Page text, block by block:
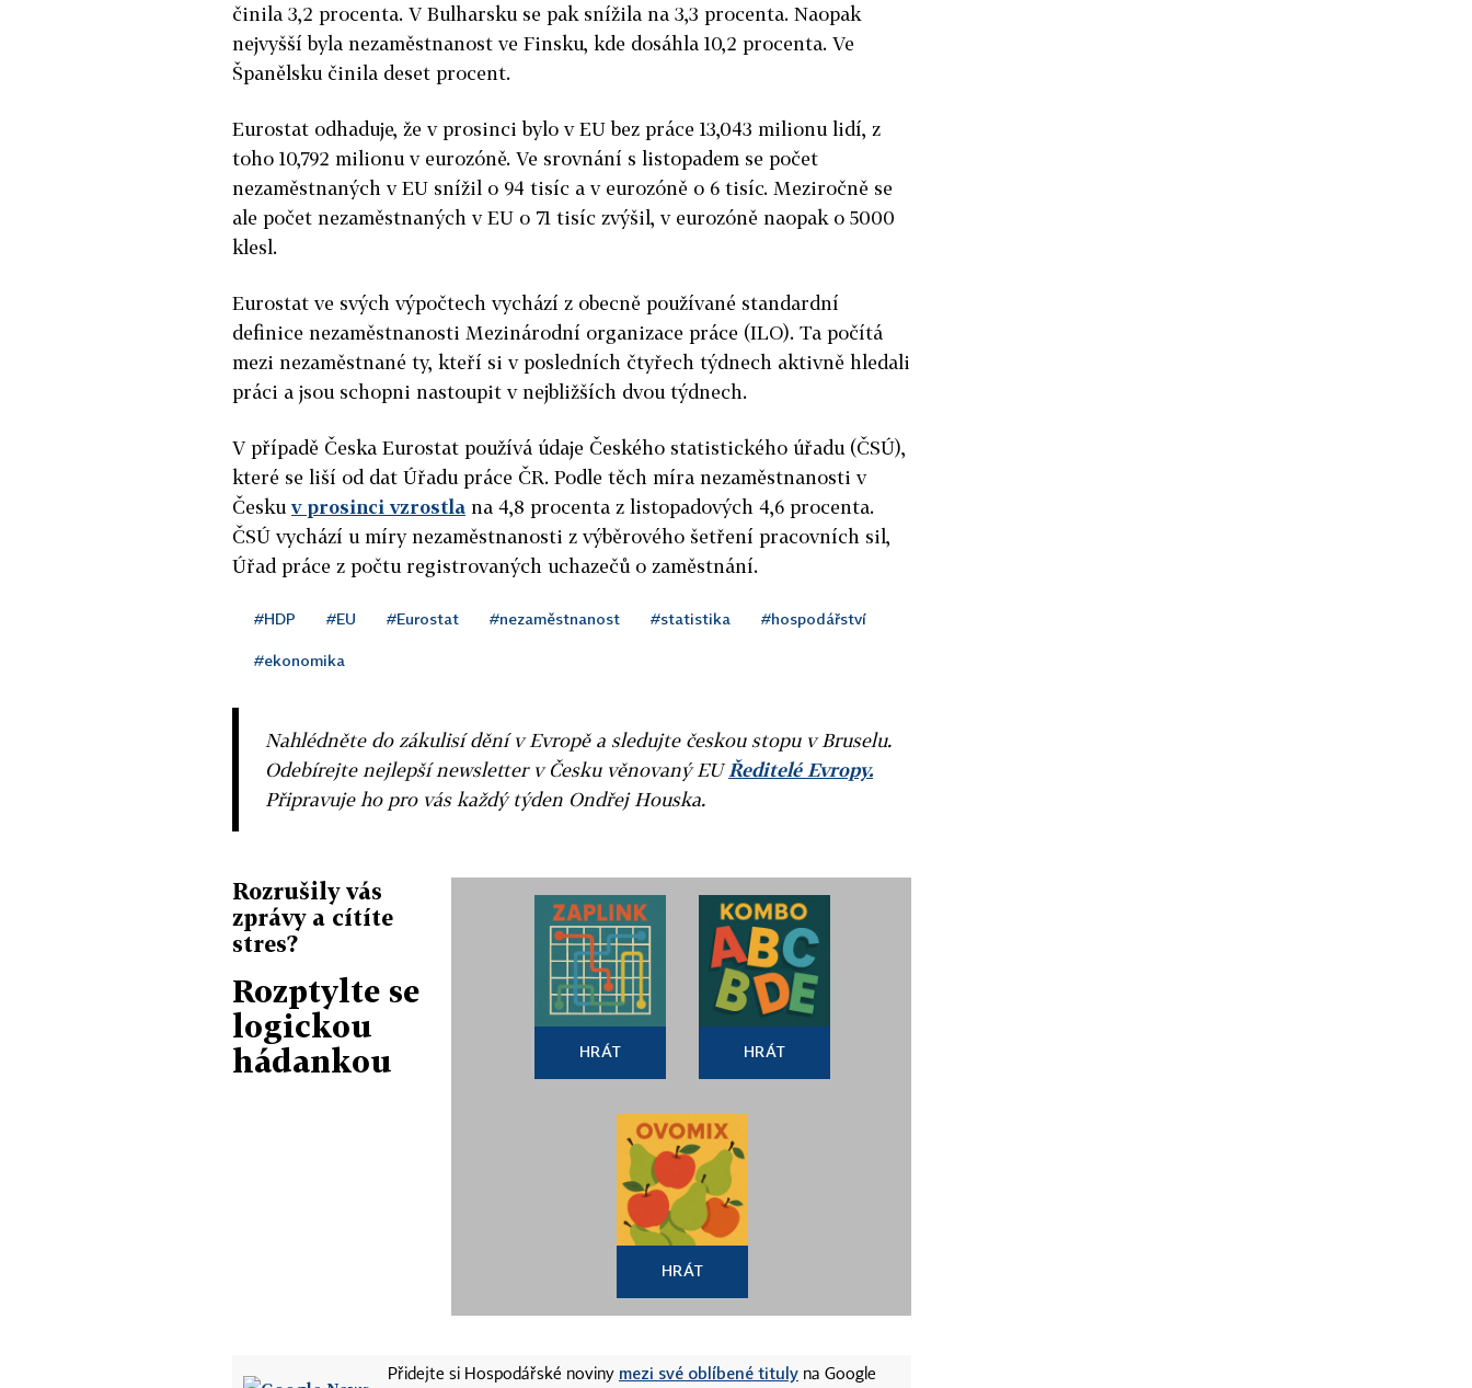
činila 3,2 procenta. V Bulharsku se pak snížila na 3,3 procenta. Naopak
nejvyšší byla nezaměstnanost ve Finsku, kde dosáhla 10,2 procenta. Ve
Španělsku činila deset procent.
Eurostat odhaduje, že v prosinci bylo v EU bez práce 13,043 milionu lidí, z
toho 10,792 milionu v eurozóně. Ve srovnání s listopadem se počet
nezaměstnaných v EU snížil o 94 tisíc a v eurozóně o 6 tisíc. Meziročně se
ale počet nezaměstnaných v EU o 71 tisíc zvýšil, v eurozóně naopak o 5000
klesl.
Eurostat ve svých výpočtech vychází z obecně používané standardní
definice nezaměstnanosti Mezinárodní organizace práce (ILO). Ta počítá
mezi nezaměstnané ty, kteří si v posledních čtyřech týdnech aktivně hledali
práci a jsou schopni nastoupit v nejbližších dvou týdnech.
V případě Česka Eurostat používá údaje Českého statistického úřadu (ČSÚ),
které se liší od dat Úřadu práce ČR. Podle těch míra nezaměstnanosti v
Českuv prosinci vzrostla na 4,8 procenta z listopadových 4,6 procenta.
ČSÚ vychází u míry nezaměstnanosti z výběrového šetření pracovních sil,
Úřad práce z počtu registrovaných uchazečů o zaměstnání.
#HDP #EU #Eurostat #nezaměstnanost #statistika #hospodářství
#ekonomika
Nahlédněte do zákulisí dění v Evropě a sledujte českou stopu v Bruselu.
Odebírejte nejlepší newsletter v Česku věnovaný EUŘeditelé Evropy.
Připravuje ho pro vás každý týden Ondřej Houska.
Rozrušily vás
zprávy a cítíte
stres?
Rozptylte se
logickou
hádankou
HRÁT HRÁT
HRÁT
Přidejte si Hospodářské noviny mezi své oblíbené tituly na Google